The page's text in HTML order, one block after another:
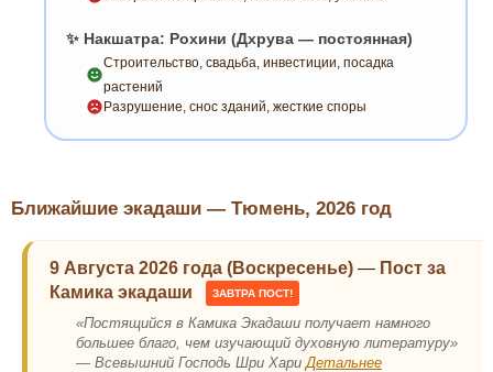
✨ Накшатра: Рохини (Дхрува — постоянная)
Строительство, свадьба, инвестиции, посадка
растений
Разрушение, снос зданий, жесткие споры
Ближайшие экадаши — Тюмень, 2026 год
9 Августа 2026 года (Воскресенье) — Пост за
Камика экадаши
ЗАВТРА ПОСТ!
«Постящийся в Камика Экадаши получает намного
большее благо, чем изучающий духовную литературу»
— Всевышний Господь Шри ХариДетальнее